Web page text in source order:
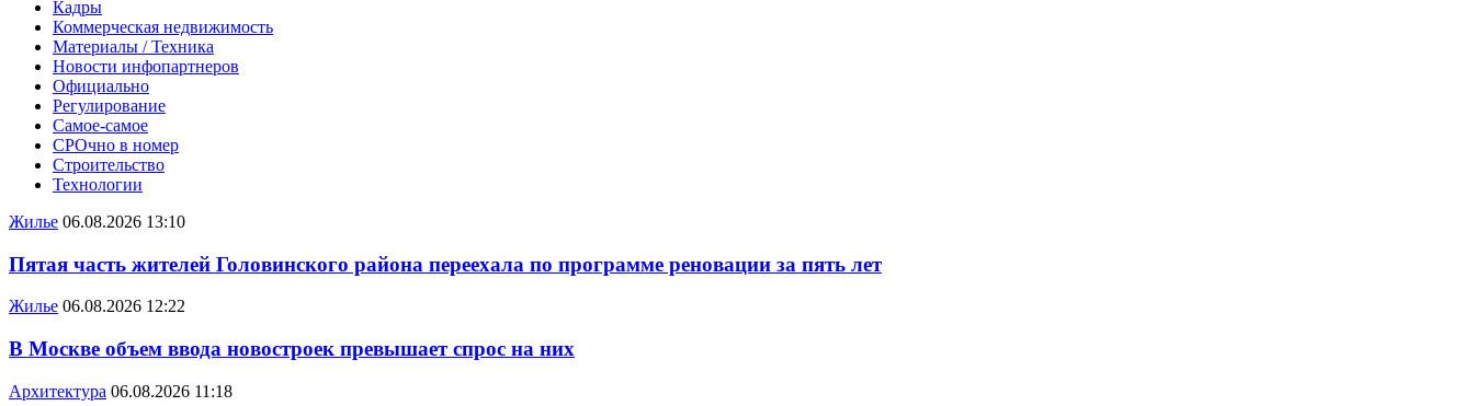
Кадры
Коммерческая недвижимость
Материалы / Техника
Новости инфопартнеров
Официально
Регулирование
Самое-самое
СРОчно в номер
Строительство
Технологии
Жилье 06.08.2026 13:10
Пятая часть жителей Головинского района переехала по программе реновации за пять лет
Жилье 06.08.2026 12:22
В Москве объем ввода новостроек превышает спрос на них
Архитектура 06.08.2026 11:18